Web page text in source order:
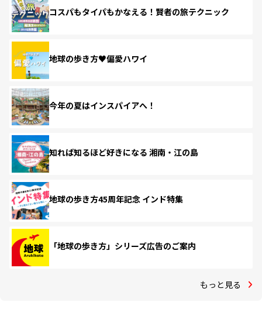
コスパもタイパもかなえる！賢者の旅テクニック
地球の歩き方♥偏愛ハワイ
今年の夏はインスパイアへ！
知れば知るほど好きになる 湘南・江の島
地球の歩き方45周年記念 インド特集
「地球の歩き方」シリーズ広告のご案内
もっと見る